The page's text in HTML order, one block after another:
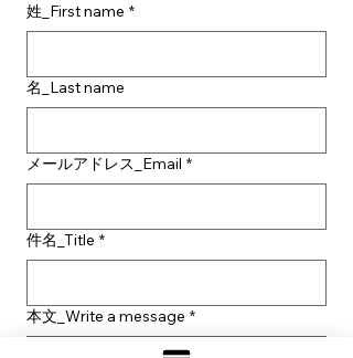
ントや創作メモ、公演パンフレット未
掲載の写真、最新の神奈川公演の舞台
世界をより深く味わえる、10周年記念
姓_First name *
名_Last name
メールアドレス_Email *
件名_Title *
本文_Write a message *